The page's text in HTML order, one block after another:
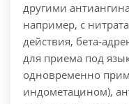
другими
например, с
действия, бета-
для приема под
одновременно
индометацином),